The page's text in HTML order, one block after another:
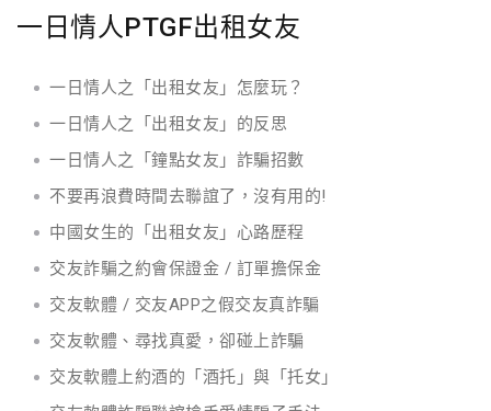
一日情人PTGF出租女友
一日情人之「出租女友」怎麼玩？
一日情人之「出租女友」的反思
一日情人之「鐘點女友」詐騙招數
不要再浪費時間去聯誼了，沒有用的!
中國女生的「出租女友」心路歷程
交友詐騙之約會保證金 / 訂單擔保金
交友軟體 / 交友APP之假交友真詐騙
交友軟體、尋找真愛，卻碰上詐騙
交友軟體上約酒的「酒托」與「托女」